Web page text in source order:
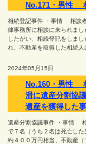
No.171・男性
相続登記事件 ・事情 相談
律事務所に相談に来られま
したがい、相続登記をしま
れ、不動産を取得した相続
2024年05月15日
No.160・男性
滑に遺産分割協
遺産を獲得した
遺産分割協議事件 ・事情
で７名（うち２名は死亡し
約４００万円相当、不動産